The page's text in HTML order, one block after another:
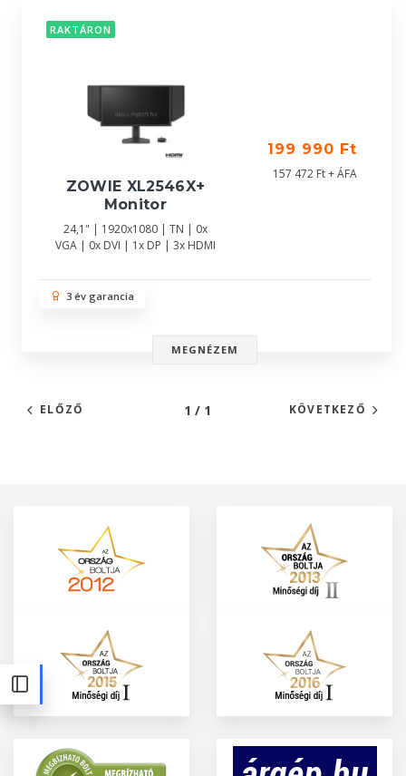
RAKTÁRON
ZOWIE XL2546X+
Monitor
24,1" | 1920x1080 | TN | 0x
VGA | 0x DVI | 1x DP | 3x HDMI
199 990 Ft
157 472 Ft + ÁFA
3 év garancia
MEGNÉZEM
ELŐZŐ 1 / 1 KÖVETKEZŐ